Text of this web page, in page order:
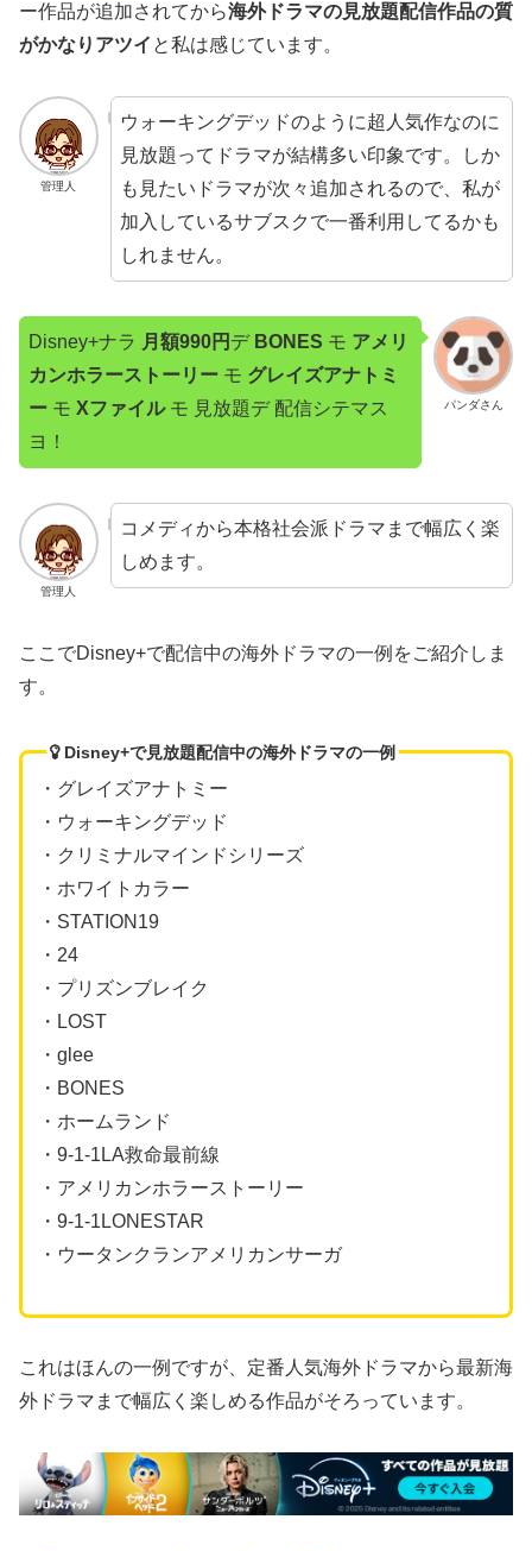
ー作品が追加されてから海外ドラマの見放題配信作品の質
がかなりアツイ と私は感じています。
管理人
ウォーキングデッドのように超人気作なのに
見放題ってドラマが結構多い印象です。しか
も見たいドラマが次々追加されるので、私が
加入しているサブスクで一番利用してるかも
しれません。
パンダさん
Disney+ナラ 月額990円 デBONES モ アメリ
カンホラーストーリー モ グレイズアナトミ
ー モ Xファイルモ 見放題デ 配信シテマス
ヨ！
管理人
コメディから本格社会派ドラマまで幅広く楽
しめます。
ここでDisney+で配信中の海外ドラマの一例をご紹介しま
す。
Disney+で見放題配信中の海外ドラマの一例
・グレイズアナトミー
・ウォーキングデッド
・クリミナルマインドシリーズ
・ホワイトカラー
・STATION19
・24
・プリズンブレイク
・LOST
・glee
・BONES
・ホームランド
・9-1-1LA救命最前線
・アメリカンホラーストーリー
・9-1-1LONESTAR
・ウータンクランアメリカンサーガ
これはほんの一例ですが、定番人気海外ドラマから最新海
外ドラマまで幅広く楽しめる作品がそろっています。